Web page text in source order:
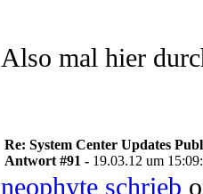
Also mal hier
Re: System Center Updates
Antwort #91 - 19.03.12 um
neophyte schrieb